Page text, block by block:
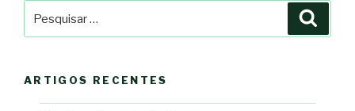
por:
ARTIGOS RECENTES